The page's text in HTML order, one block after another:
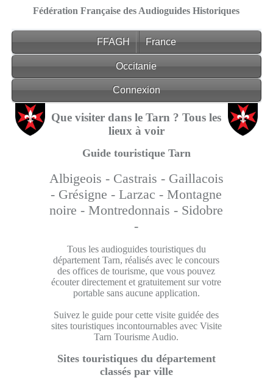
Fédération Française des Audioguides Historiques
FFAGH France
Occitanie
Connexion
Que visiter dans le Tarn ? Tous les
lieux à voir
Guide touristique Tarn
Albigeois - Castrais - Gaillacois
- Grésigne -Larzac -Montagne
noire -Montredonnais - Sidobre
-
Tous les audioguides touristiques du
département Tarn, réalisés avec le concours
des offices de tourisme, que vous pouvez
écouter directement et gratuitement sur votre
portable sans aucune application.
Suivez le guide pour cette visite guidée des
sites touristiques incontournables avec Visite
Tarn Tourisme Audio.
Sites touristiques du département
classés par ville